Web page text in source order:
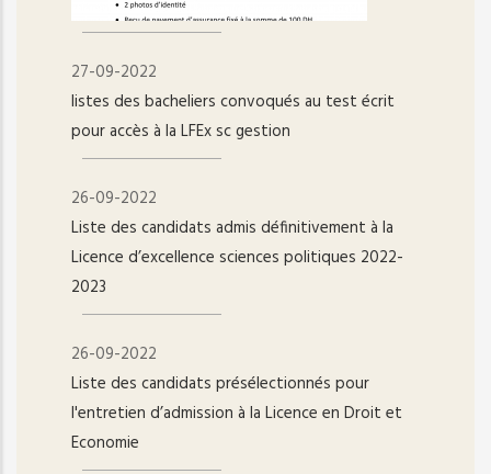
27-09-2022
listes des bacheliers convoqués au test écrit
pour accès à la LFEx sc gestion
26-09-2022
Liste des candidats admis définitivement à la
Licence d’excellence sciences politiques 2022-
2023
26-09-2022
Liste des candidats présélectionnés pour
l'entretien d’admission à la Licence en Droit et
Economie